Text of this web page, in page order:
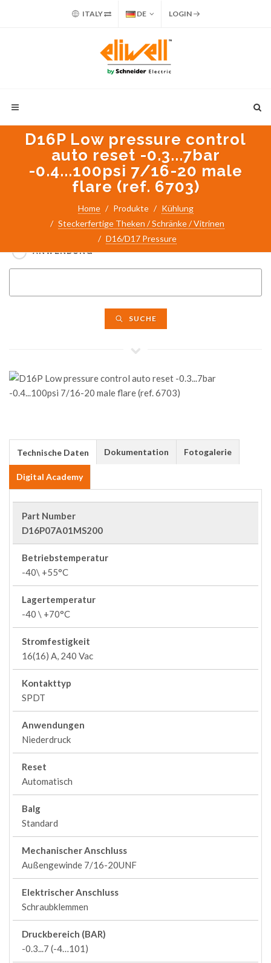
ITALY DE LOGIN
D16P Low pressure control
auto reset -0.3...7bar
-0.4...100psi 7/16-20 male
flare (ref. 6703)
Home Produkte
Kühlung
Steckerfertige Theken / Schränke / Vitrinen
D16/D17 Pressure
PART NUMBER / PRODUKTNAME
ANWENDUNG
SUCHE
Technische Daten Dokumentation Fotogalerie
Digital Academy
Part Number
D16P07A01MS200
Betriebstemperatur
-40\ +55°C
Lagertemperatur
-40 \ +70°C
Stromfestigkeit
16(16) A, 240 Vac
Kontakttyp
SPDT
Anwendungen
Niederdruck
Reset
Automatisch
Balg
Standard
Mechanischer Anschluss
Außengewinde 7/16-20UNF
Elektrischer Anschluss
Schraubklemmen
Druckbereich (BAR)
-0.3...7 (-4…101)